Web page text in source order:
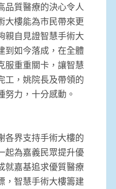
品質醫療的決心令人
大樓能為市民帶來更
親自見證智慧手術大
到如今落成，在全體
服重重關卡，讓智慧
工，姚院長及帶領的
努力，十分感動。
各界支持手術大樓的
起為嘉義民眾提升優
就嘉基追求優質醫療
，智慧手術大樓籌建